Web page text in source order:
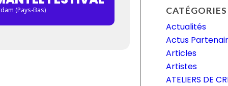
(Pays-Bas) CATÉGORIES
Actualités
Actus
Articles
Artistes
ATELIERS DE